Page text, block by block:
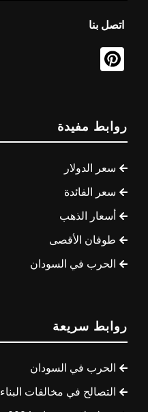
اتصل بنا
روابط مفيدة
سعر الدولار
سعر الفائدة
أسعار الذهب
طوفان الأقصى
الحرب في السودان
روابط سريعة
الحرب في السودان
التصالح في مخالفات البناء